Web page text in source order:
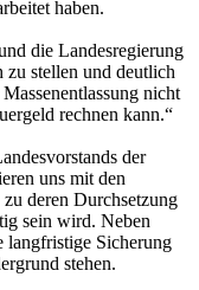
haben.
die Landesregierung
zu stellen und deutlich
nicht
rechnen kann.“
der
uns mit den
deren Durchsetzung
sein wird. Neben
langfristige Sicherung
stehen.